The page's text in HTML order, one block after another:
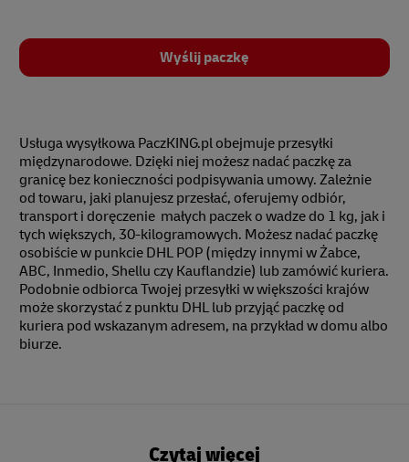
Wyślij paczkę
Usługa wysyłkowa PaczKING.pl obejmuje przesyłki
międzynarodowe. Dzięki niej możesz nadać paczkę za
granicę bez konieczności podpisywania umowy. Zależnie
od towaru, jaki planujesz przesłać, oferujemy odbiór,
transport i doręczenie małych paczek o wadze do 1 kg, jak i
tych większych, 30-kilogramowych. Możesz nadać paczkę
osobiście w punkcie DHL POP (między innymi w Żabce,
ABC, Inmedio, Shellu czy Kauflandzie) lub zamówić kuriera.
Podobnie odbiorca Twojej przesyłki w większości krajów
może skorzystać z punktu DHL lub przyjąć paczkę od
kuriera pod wskazanym adresem, na przykład w domu albo
biurze.
Czytaj więcej